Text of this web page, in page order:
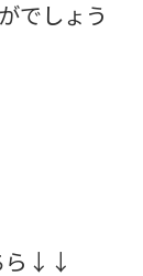
でしょう
ら↓↓